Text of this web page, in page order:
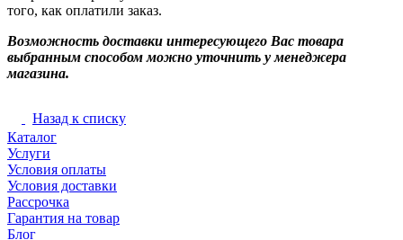
того, как оплатили заказ.
Возможность доставки интересующего Вас товара
выбранным способом можно уточнить у менеджера
магазина.
Назад к списку
Каталог
Услуги
Условия оплаты
Условия доставки
Рассрочка
Гарантия на товар
Блог